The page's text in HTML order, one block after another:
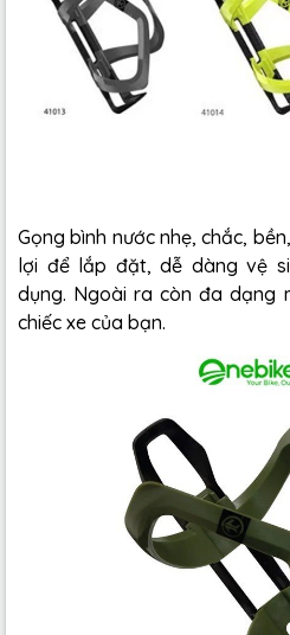
Gọng bình nước nhẹ, chắc,
lợi để lắp đặt, dễ dàng vệ
dụng. Ngoài ra còn đa dạng
chiếc xe của bạn.